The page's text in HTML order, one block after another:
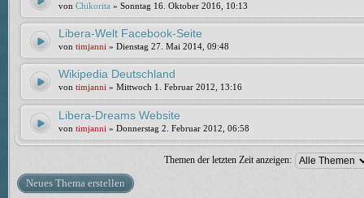
von Chikorita » Sonntag 16. Oktober 2016, 10:13
Libera-Welt Facebook-Seite
von timjanni » Dienstag 27. Mai 2014, 09:48
Wikipedia Deutschland
von timjanni » Mittwoch 1. Februar 2012, 13:16
Libera-Dreams Website
von timjanni » Donnerstag 2. Februar 2012, 06:58
Themen der letzten Zeit anzeigen:
Neues Thema erstellen